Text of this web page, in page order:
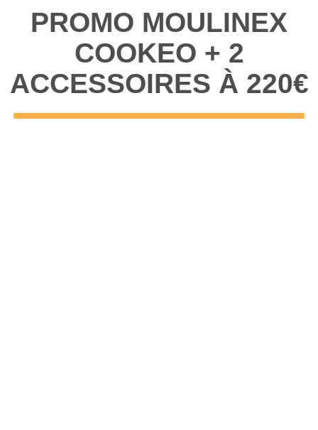
PROMO MOULINEX
COOKEO + 2
ACCESSOIRES À 220€